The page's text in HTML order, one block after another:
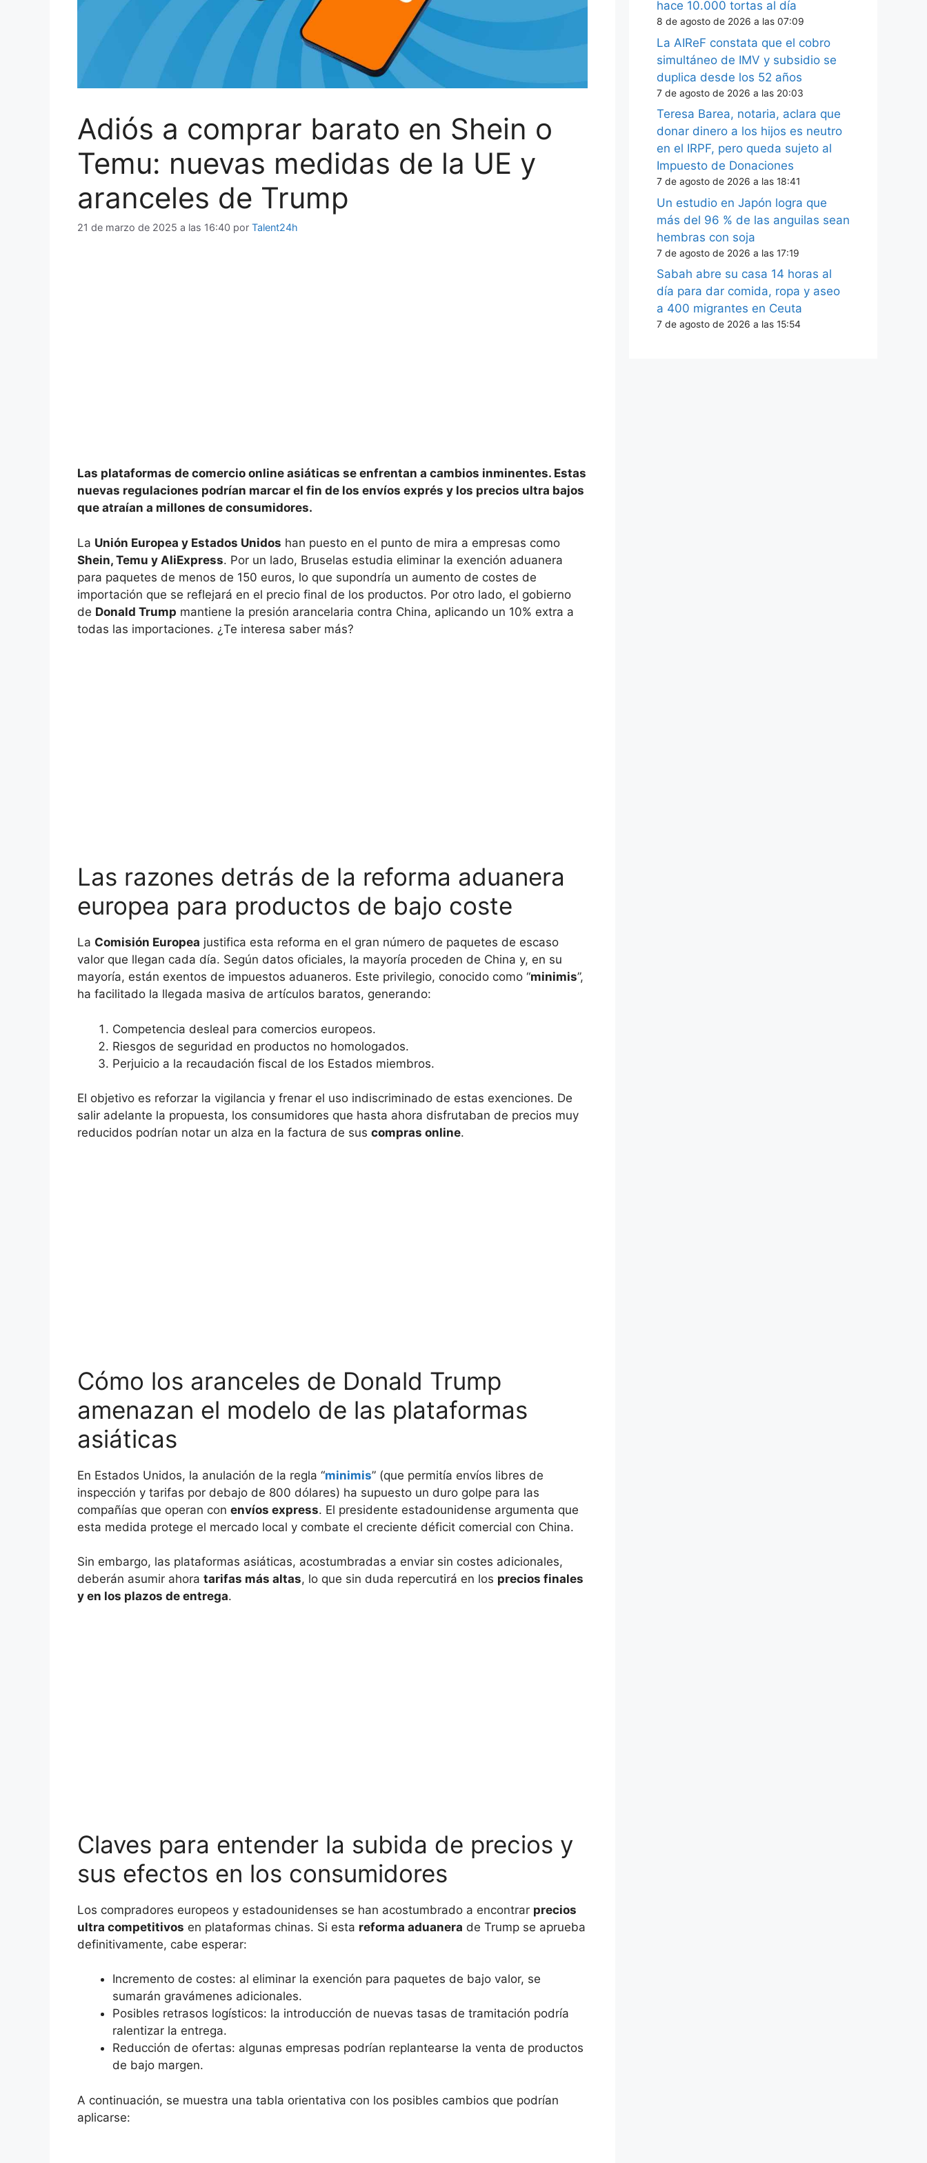
Adiós a comprar barato en Shein o
Temu: nuevas medidas de la UE y
aranceles de Trump
21 de marzo de 2025 a las 16:40 por Talent24h
Las plataformas de comercio online asiáticas se enfrentan a cambios inminentes. Estas
nuevas regulaciones podrían marcar el fin de los envíos exprés y los precios ultra bajos
que atraían a millones de consumidores.
La Unión Europea y Estados Unidos han puesto en el punto de mira a empresas como
Shein, Temu y AliExpress. Por un lado, Bruselas estudia eliminar la exención aduanera
para paquetes de menos de 150 euros, lo que supondría un aumento de costes de
importación que se reflejará en el precio final de los productos. Por otro lado, el gobierno
de Donald Trump mantiene la presión arancelaria contra China, aplicando un 10% extra a
todas las importaciones. ¿Te interesa saber más?
Las razones detrás de la reforma aduanera
europea para productos de bajo coste
La Comisión Europea justifica esta reforma en el gran número de paquetes de escaso
valor que llegan cada día. Según datos oficiales, la mayoría proceden de China y, en su
mayoría, están exentos de impuestos aduaneros. Este privilegio, conocido como “minimis”,
ha facilitado la llegada masiva de artículos baratos, generando:
Competencia desleal para comercios europeos.
Riesgos de seguridad en productos no homologados.
Perjuicio a la recaudación fiscal de los Estados miembros.
El objetivo es reforzar la vigilancia y frenar el uso indiscriminado de estas exenciones. De
salir adelante la propuesta, los consumidores que hasta ahora disfrutaban de precios muy
reducidos podrían notar un alza en la factura de sus compras online.
Cómo los aranceles de Donald Trump
amenazan el modelo de las plataformas
asiáticas
En Estados Unidos, la anulación de la regla “minimis” (que permitía envíos libres de
inspección y tarifas por debajo de 800 dólares) ha supuesto un duro golpe para las
compañías que operan con envíos express. El presidente estadounidense argumenta que
esta medida protege el mercado local y combate el creciente déficit comercial con China.
Sin embargo, las plataformas asiáticas, acostumbradas a enviar sin costes adicionales,
deberán asumir ahora tarifas más altas, lo que sin duda repercutirá en los precios finales
y en los plazos de entrega.
Claves para entender la subida de precios y
sus efectos en los consumidores
Los compradores europeos y estadounidenses se han acostumbrado a encontrar precios
ultra competitivos en plataformas chinas. Si esta reforma aduanera de Trump se aprueba
definitivamente, cabe esperar:
Incremento de costes: al eliminar la exención para paquetes de bajo valor, se
sumarán gravámenes adicionales.
Posibles retrasos logísticos: la introducción de nuevas tasas de tramitación podría
ralentizar la entrega.
Reducción de ofertas: algunas empresas podrían replantearse la venta de productos
de bajo margen.
A continuación, se muestra una tabla orientativa con los posibles cambios que podrían
aplicarse:
hace 10.000 tortas al día
8 de agosto de 2026 a las 07:09
La AIReF constata que el cobro
simultáneo de IMV y subsidio se
duplica desde los 52 años
7 de agosto de 2026 a las 20:03
Teresa Barea, notaria, aclara que
donar dinero a los hijos es neutro
en el IRPF, pero queda sujeto al
Impuesto de Donaciones
7 de agosto de 2026 a las 18:41
Un estudio en Japón logra que
más del 96 % de las anguilas sean
hembras con soja
7 de agosto de 2026 a las 17:19
Sabah abre su casa 14 horas al
día para dar comida, ropa y aseo
a 400 migrantes en Ceuta
7 de agosto de 2026 a las 15:54